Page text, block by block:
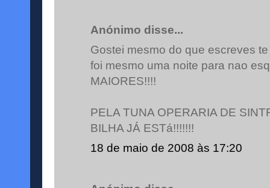
Anónimo disse...
Gostei mesmo do que escreves
foi mesmo uma noite para nao
MAIORES!!!!
PELA TUNA OPERARIA DE
BILHA JÁ ESTá!!!!!!!
18 de maio de 2008 às 17:20